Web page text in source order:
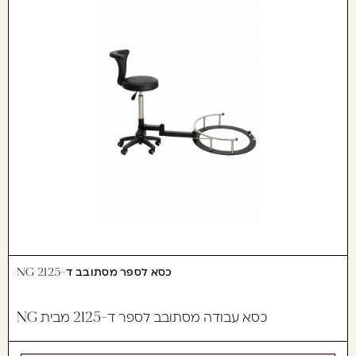
כסא לספר מסתובב ד-2125 NG
כסא עבודה מסתובב לספר ד-2125 מבית NG